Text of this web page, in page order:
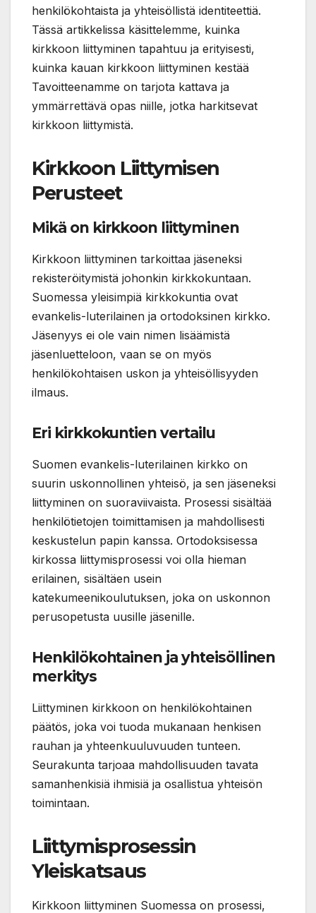
henkilökohtaista ja yhteisöllistä identiteettiä.
Tässä artikkelissa käsittelemme, kuinka
kirkkoon liittyminen tapahtuu ja erityisesti,
kuinka kauan kirkkoon liittyminen kestää
Tavoitteenamme on tarjota kattava ja
ymmärrettävä opas niille, jotka harkitsevat
kirkkoon liittymistä.
Kirkkoon Liittymisen
Perusteet
Mikä on kirkkoon liittyminen
Kirkkoon liittyminen tarkoittaa jäseneksi
rekisteröitymistä johonkin kirkkokuntaan.
Suomessa yleisimpiä kirkkokuntia ovat
evankelis-luterilainen ja ortodoksinen kirkko.
Jäsenyys ei ole vain nimen lisäämistä
jäsenluetteloon, vaan se on myös
henkilökohtaisen uskon ja yhteisöllisyyden
ilmaus.
Eri kirkkokuntien vertailu
Suomen evankelis-luterilainen kirkko on
suurin uskonnollinen yhteisö, ja sen jäseneksi
liittyminen on suoraviivaista. Prosessi sisältää
henkilötietojen toimittamisen ja mahdollisesti
keskustelun papin kanssa. Ortodoksisessa
kirkossa liittymisprosessi voi olla hieman
erilainen, sisältäen usein
katekumeenikoulutuksen, joka on uskonnon
perusopetusta uusille jäsenille.
Henkilökohtainen ja yhteisöllinen
merkitys
Liittyminen kirkkoon on henkilökohtainen
päätös, joka voi tuoda mukanaan henkisen
rauhan ja yhteenkuuluvuuden tunteen.
Seurakunta tarjoaa mahdollisuuden tavata
samanhenkisiä ihmisiä ja osallistua yhteisön
toimintaan.
Liittymisprosessin
Yleiskatsaus
Kirkkoon liittyminen Suomessa on prosessi,